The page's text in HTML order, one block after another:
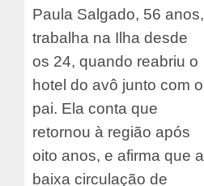
Paula Salgado, 56 anos,
trabalha na Ilha desde
os 24, quando reabriu o
hotel do avô junto com o
pai. Ela conta que
retornou à região após
oito anos, e afirma que a
baixa circulação de